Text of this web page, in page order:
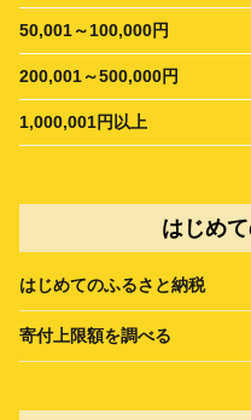
50,001～100,000円
200,001～500,000円
1,000,001円以上
はじめ
はじめてのふるさと納税
寄付上限額を調べる